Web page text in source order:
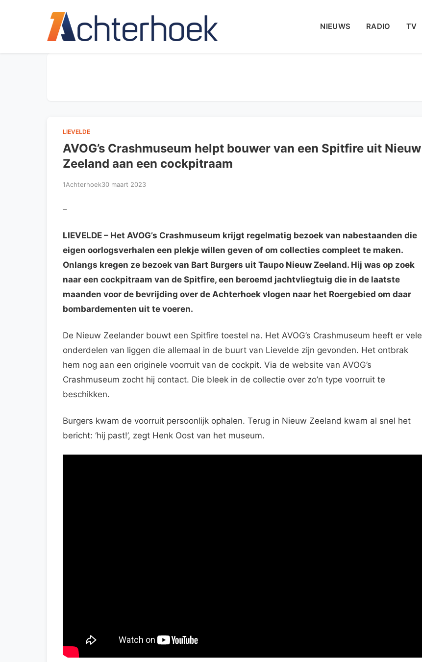
NIEUWS RADIO TV
LIEVELDE
AVOG’s Crashmuseum helpt bouwer van een Spitfire uit Nieuw
Zeeland aan een cockpitraam
1Achterhoek30 maart 2023
–
LIEVELDE – Het AVOG’s Crashmuseum krijgt regelmatig bezoek van nabestaanden die
eigen oorlogsverhalen een plekje willen geven of om collecties compleet te maken.
Onlangs kregen ze bezoek van Bart Burgers uit Taupo Nieuw Zeeland. Hij was op zoek
naar een cockpitraam van de Spitfire, een beroemd jachtvliegtuig die in de laatste
maanden voor de bevrijding over de Achterhoek vlogen naar het Roergebied om daar
bombardementen uit te voeren.
De Nieuw Zeelander bouwt een Spitfire toestel na. Het AVOG’s Crashmuseum heeft er vele
onderdelen van liggen die allemaal in de buurt van Lievelde zijn gevonden. Het ontbrak
hem nog aan een originele voorruit van de cockpit. Via de website van AVOG’s
Crashmuseum zocht hij contact. Die bleek in de collectie over zo’n type voorruit te
beschikken.
Burgers kwam de voorruit persoonlijk ophalen. Terug in Nieuw Zeeland kwam al snel het
bericht: ‘hij past!’, zegt Henk Oost van het museum.